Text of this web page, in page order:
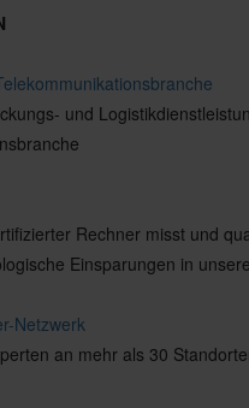
und
Rechner misst und
Einsparungen in
Netzwerk
an mehr als 30